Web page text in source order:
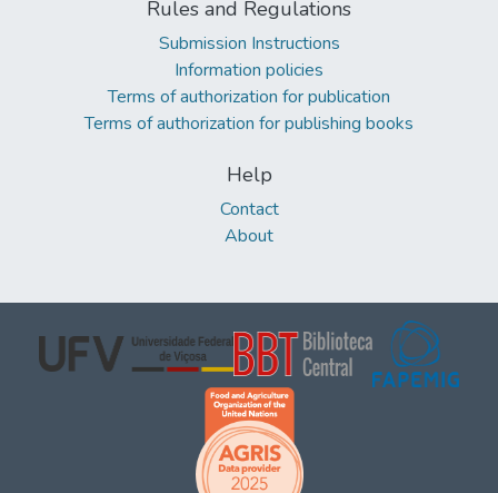
Rules and Regulations
Submission Instructions
Information policies
Terms of authorization for publication
Terms of authorization for publishing books
Help
Contact
About